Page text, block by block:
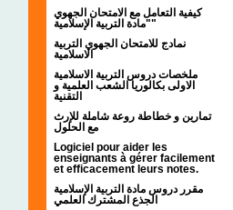
كيفية التعامل مع الامتحان الجهوي
"مادة التربية الإسلامية"
نمادج للامتحان الجهوي التربية
الاسلامية
ملخصات دروس التربية الاسلامية
الاولى بكالوريا الشعب العلمية و
التقنية
تمارين و خطاطة روعة شاملة للإرث
مع الحلول
Logiciel pour aider les
enseignants à gérer facilement
et efficacement leurs notes.
مقرر دروس مادة التربية الإسلامية
الجذع المشترك العلمي